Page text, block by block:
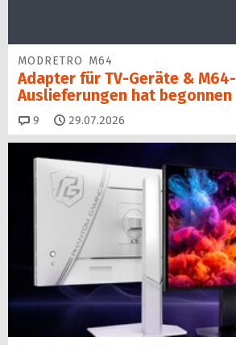
MODRETRO M64
Adapter für TV-Geräte & M64-
Auslieferungen hat begon­nen
9 Kommentare
29.07.2026